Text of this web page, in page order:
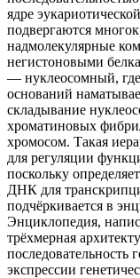
ядре
подвергаются
надмолекулярные
негистоновыми
— нуклеосомный,
оснований
складывание
хроматиновых
хромосом. Такая
для регуляции
поскольку
ДНК для
подчёркивается в
Энциклопедия,
трёхмерная
последовательность
экспрессии